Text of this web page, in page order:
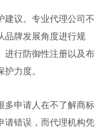
建议。专业代理公司不
品牌发展角度进行规
进行防御性注册以及布
力度。
多申请人在不了解商标
请错误，而代理机构凭